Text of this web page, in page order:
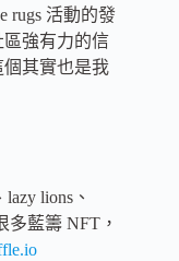
rugs 活動的發
強有力的信
其實也是我
lions、
多藍籌 NFT，